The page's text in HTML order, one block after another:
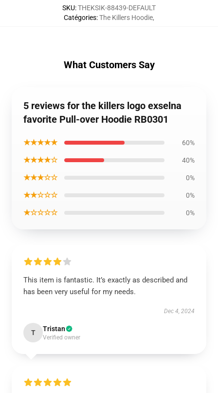
SKU:THEKSIK-88439-DEFAULT
Catégories:The Killers Hoodie,
What Customers Say
5 reviews for the killers logo exselna
favorite Pull-over Hoodie RB0301
★★★★★ 60%
★★★★☆ 40%
★★★☆☆ 0%
★★☆☆☆ 0%
★☆☆☆☆ 0%
This item is fantastic. It’s exactly as described and
has been very useful for my needs.
Dec 4, 2024
T Tristan
Verified owner